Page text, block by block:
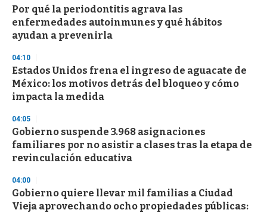
s
Por qué la periodontitis agrava las
enfermedades autoinmunes y qué hábitos
ayudan a prevenirla
04:10
Estados Unidos frena el ingreso de aguacate de
México: los motivos detrás del bloqueo y cómo
impacta la medida
04:05
Gobierno suspende 3.968 asignaciones
familiares por no asistir a clases tras la etapa de
revinculación educativa
04:00
Gobierno quiere llevar mil familias a Ciudad
Vieja aprovechando ocho propiedades públicas: